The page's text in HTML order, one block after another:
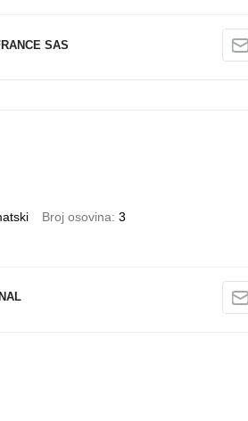
SAS
Broj osovina 3